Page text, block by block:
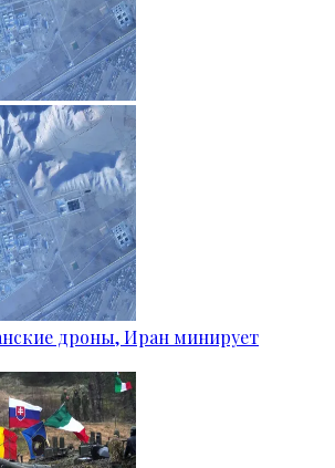
дроны, Иран минирует